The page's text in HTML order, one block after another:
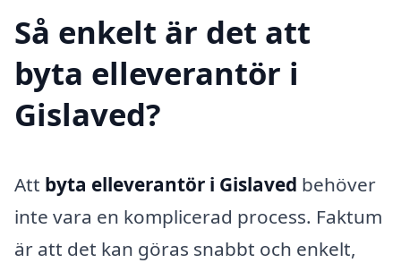
Så enkelt är det att
byta elleverantör i
Gislaved?
Att byta elleverantör i Gislaved behöver
inte vara en komplicerad process. Faktum
är att det kan göras snabbt och enkelt,